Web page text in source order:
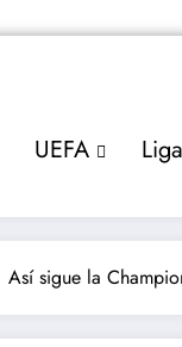
UEFA
Así sigue la